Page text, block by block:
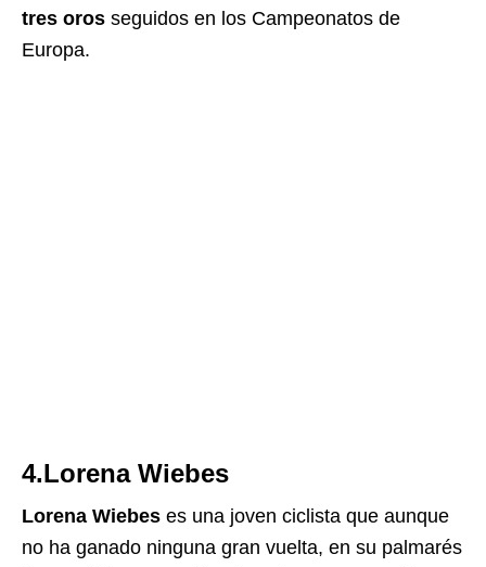
tres oros seguidos en los Campeonatos de
Europa.
4.Lorena Wiebes
Lorena Wiebes es una joven ciclista que aunque
no ha ganado ninguna gran vuelta, en su palmarés